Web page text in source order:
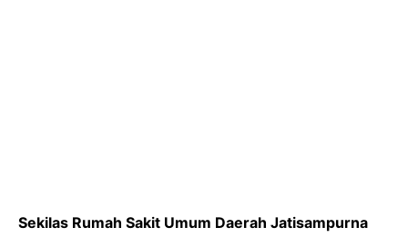
Sekilas Rumah Sakit Umum Daerah Jatisampurna